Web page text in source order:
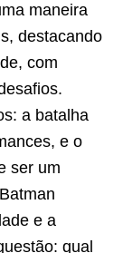
maneira
destacando
com
a batalha
e o
ser um
e a
qual